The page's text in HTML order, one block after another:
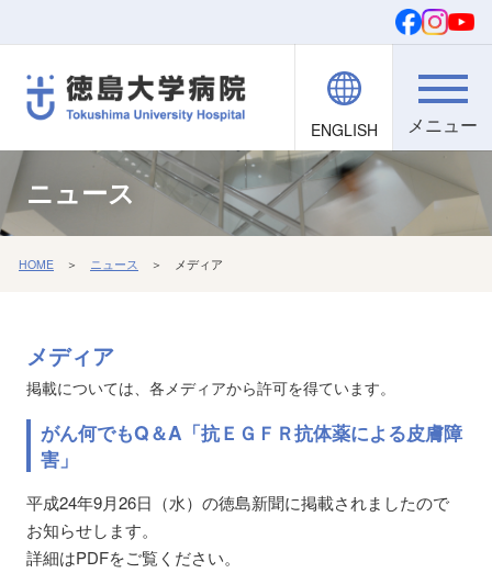
ご寄付
ENGLISH 検索
院内職員向け
文字・背景
ニュース
HOME ＞ ニュース ＞ メディア
メディア
掲載については、各メディアから許可を得ています。
がん何でもQ＆A「抗ＥＧＦＲ抗体薬による皮膚障
害」
平成24年9月26日（水）の徳島新聞に掲載されましたので
お知らせします。
詳細はPDFをご覧ください。